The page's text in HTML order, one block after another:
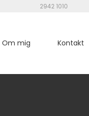
2942 1010
Om mig Kontakt